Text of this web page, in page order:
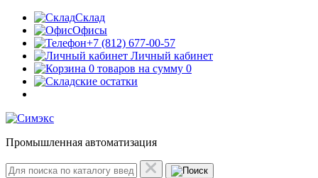
Склад
Офисы
+7 (812) 677-00-57
Личный кабинет
0 товаров на сумму 0
Промышленная автоматизация